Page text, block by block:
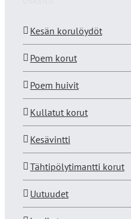
Kesän korulöydöt
Poem korut
Poem huivit
Kullatut korut
Kesävintti
Tähtipölytimantti korut
Uutuudet